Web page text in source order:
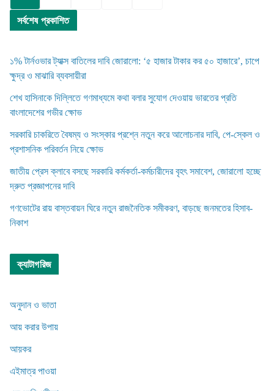
সর্বশেষ প্রকাশিত
১% টার্নওভার ট্যাক্স বাতিলের দাবি জোরালো: ‘৫ হাজার টাকার কর ৫০ হাজারে’, চাপে
ক্ষুদ্র ও মাঝারি ব্যবসায়ীরা
শেখ হাসিনাকে দিল্লিতে গণমাধ্যমে কথা বলার সুযোগ দেওয়ায় ভারতের প্রতি
বাংলাদেশের গভীর ক্ষোভ
সরকারি চাকরিতে বৈষম্য ও সংস্কার প্রশ্নে নতুন করে আলোচনার দাবি, পে-স্কেল ও
প্রশাসনিক পরিবর্তন নিয়ে ক্ষোভ
জাতীয় প্রেস ক্লাবে বসছে সরকারি কর্মকর্তা-কর্মচারীদের বৃহৎ সমাবেশ, জোরালো হচ্ছে
দ্রুত প্রজ্ঞাপনের দাবি
গণভোটের রায় বাস্তবায়ন ঘিরে নতুন রাজনৈতিক সমীকরণ, বাড়ছে জনমতের হিসাব-
নিকাশ
ক্যাটাগরিজ
অনুদান ও ভাতা
আয় করার উপায়
আয়কর
এইমাত্র পাওয়া